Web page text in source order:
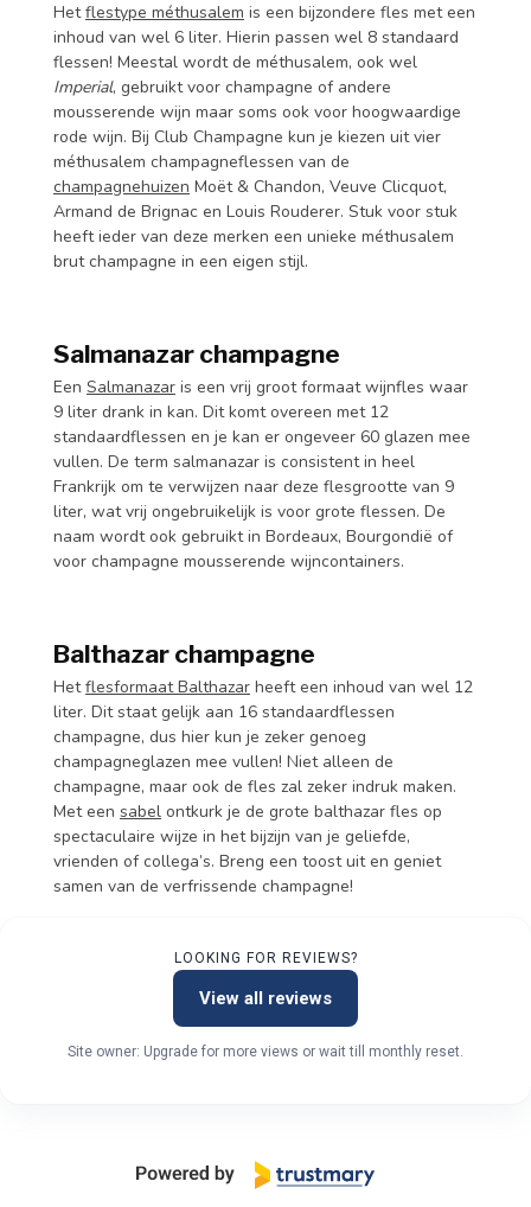
Hetflestype méthusalem is een bijzondere fles met een
inhoud van wel 6 liter. Hierin passen wel 8 standaard
flessen! Meestal wordt de méthusalem, ook wel
Imperial, gebruikt voor champagne of andere
mousserende wijn maar soms ook voor hoogwaardige
rode wijn. Bij Club Champagne kun je kiezen uit vier
méthusalem champagneflessen van de
champagnehuizen Moët & Chandon, Veuve Clicquot,
Armand de Brignac en Louis Rouderer. Stuk voor stuk
heeft ieder van deze merken een unieke méthusalem
brut champagne in een eigen stijl.
Salmanazar champagne
Een Salmanazar is een vrij groot formaat wijnfles waar
9 liter drank in kan. Dit komt overeen met 12
standaardflessen en je kan er ongeveer 60 glazen mee
vullen. De term salmanazar is consistent in heel
Frankrijk om te verwijzen naar deze flesgrootte van 9
liter, wat vrij ongebruikelijk is voor grote flessen. De
naam wordt ook gebruikt in Bordeaux, Bourgondië of
voor champagne mousserende wijncontainers.
Balthazar champagne
Hetflesformaat Balthazar heeft een inhoud van wel 12
liter. Dit staat gelijk aan 16 standaardflessen
champagne, dus hier kun je zeker genoeg
champagneglazen mee vullen! Niet alleen de
champagne, maar ook de fles zal zeker indruk maken.
Met een sabel ontkurk je de grote balthazar fles op
spectaculaire wijze in het bijzijn van je geliefde,
vrienden of collega’s. Breng een toost uit en geniet
samen van de verfrissende champagne!
LOOKING FOR REVIEWS?
View all reviews
Site owner: Upgrade for more views or wait till monthly reset.